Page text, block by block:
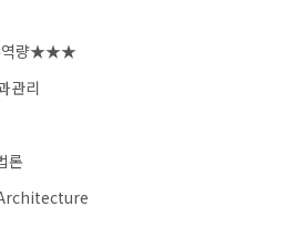
역량★★★
관리
론